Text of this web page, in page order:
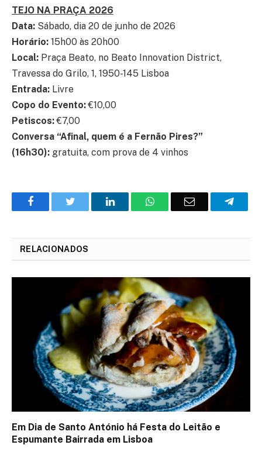
TEJO NA PRAÇA 2026
Data: Sábado, dia 20 de junho de 2026
Horário: 15h00 às 20h00
Local: Praça Beato, no Beato Innovation District,
Travessa do Grilo, 1, 1950-145 Lisboa
Entrada: Livre
Copo do Evento:€10,00
Petiscos:€7,00
Conversa “Afinal, quem é a Fernão Pires?”
(16h30): gratuita, com prova de 4 vinhos
FacebookTwitter
O
WhatsAppE-
RELACIONADOS
Em Dia de Santo António há Festa do Leitão e
Espumante Bairrada em Lisboa